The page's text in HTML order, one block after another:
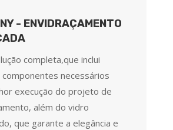
- ENVIDRAÇAMENTO
completa,que inclui
necessários
execução do projeto de
além do vidro
que garante a elegância e